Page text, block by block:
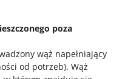
poza
wąż napełniający
od potrzeb). Wąż